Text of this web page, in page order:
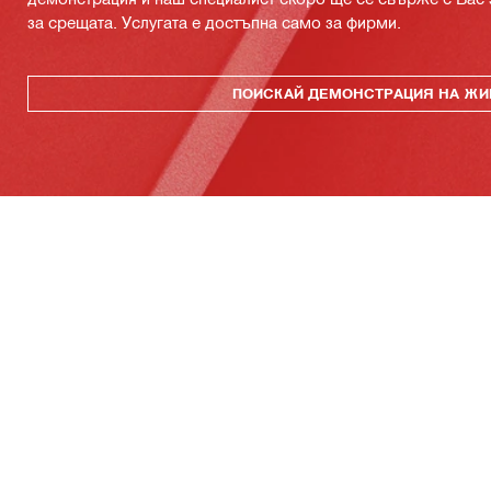
за срещата. Услугата е достъпна само за фирми.
ПОИСКАЙ ДЕМОНСТРАЦИЯ НА